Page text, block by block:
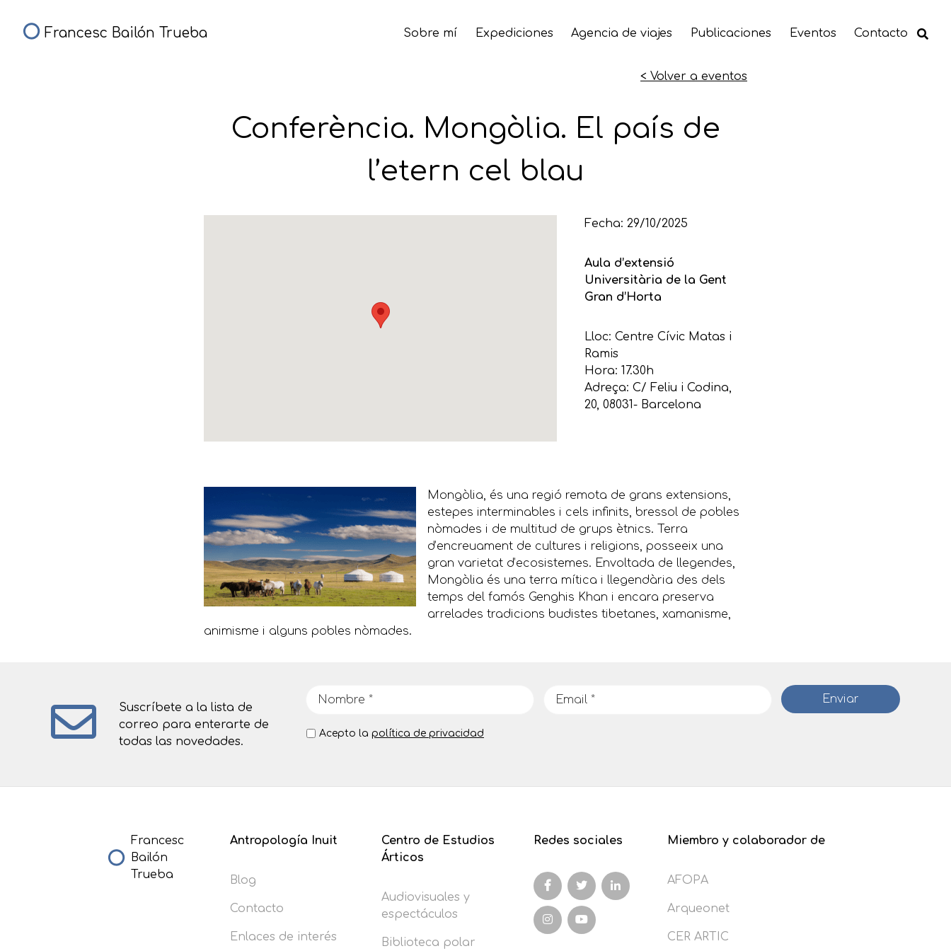
Francesc Bailón Trueba Sobre mí Expediciones Agencia de viajes Publicaciones Eventos Contacto
< Volver a eventos
Conferència. Mongòlia. El país de
l’etern cel blau
Fecha: 29/10/2025
Aula d’extensió
Universitària de la Gent
Gran d’Horta
Lloc: Centre Cívic Matas i
Ramis
Hora: 17.30h
Adreça: C/ Feliu i Codina,
20, 08031- Barcelona
Mongòlia, és una regió remota de grans extensions,
estepes interminables i cels infinits, bressol de pobles
nòmades i de multitud de grups ètnics.
Terra
d’encreuament de cultures i religions, posseeix una
gran varietat d’ecosistemes. Envoltada de llegendes,
Mongòlia és una terra mítica i llegendària des dels
temps del famós Genghis Khan i encara preserva
arrelades tradicions budistes tibetanes, xamanisme,
animisme i alguns pobles nòmades.
Suscríbete a la lista de
correo para enterarte de
todas las novedades.
Acepto la política de privacidad
Francesc
Bailón
Trueba
Antropología Inuit
Blog
Contacto
Enlaces de interés
Centro de Estudios
Árticos
Audiovisuales y
espectáculos
Biblioteca polar
Redes sociales Miembro y colaborador de
AFOPA
Arqueonet
CER ARTIC